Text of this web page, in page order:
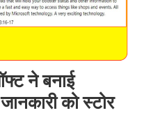
ने बनाई
को स्टोर